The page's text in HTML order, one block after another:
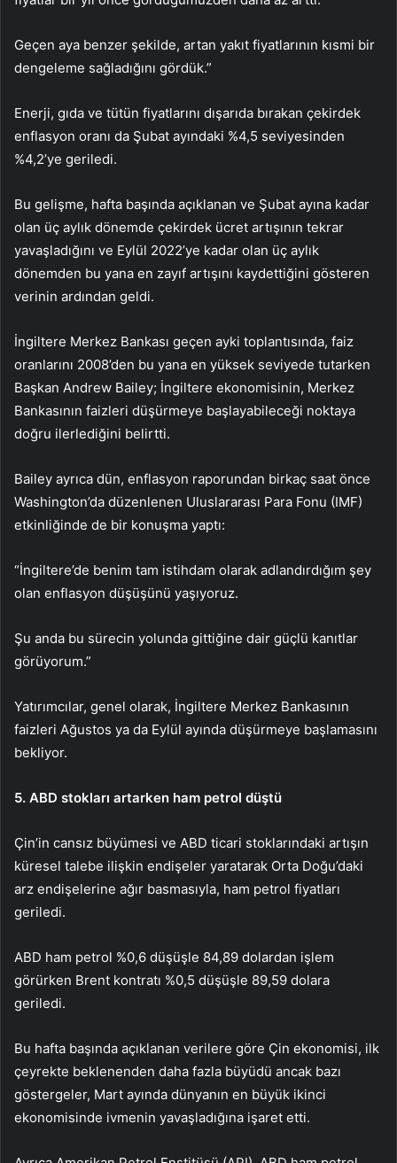
Geçen aya benzer şekilde, artan yakıt fiyatlarının kısmi bir
dengeleme sağladığını gördük.”
Enerji, gıda ve tütün fiyatlarını dışarıda bırakan çekirdek
enflasyon oranı da Şubat ayındaki %4,5 seviyesinden
%4,2’ye geriledi.
Bu gelişme, hafta başında açıklanan ve Şubat ayına kadar
olan üç aylık dönemde çekirdek ücret artışının tekrar
yavaşladığını ve Eylül 2022’ye kadar olan üç aylık
dönemden bu yana en zayıf artışını kaydettiğini gösteren
verinin ardından geldi.
İngiltere Merkez Bankası geçen ayki toplantısında, faiz
oranlarını 2008’den bu yana en yüksek seviyede tutarken
Başkan Andrew Bailey; İngiltere ekonomisinin, Merkez
Bankasının faizleri düşürmeye başlayabileceği noktaya
doğru ilerlediğini belirtti.
Bailey ayrıca dün, enflasyon raporundan birkaç saat önce
Washington’da düzenlenen Uluslararası Para Fonu (IMF)
etkinliğinde de bir konuşma yaptı:
“İngiltere’de benim tam istihdam olarak adlandırdığım şey
olan enflasyon düşüşünü yaşıyoruz.
Şu anda bu sürecin yolunda gittiğine dair güçlü kanıtlar
görüyorum.”
Yatırımcılar, genel olarak, İngiltere Merkez Bankasının
faizleri Ağustos ya da Eylül ayında düşürmeye başlamasını
bekliyor.
5. ABD stokları artarken ham petrol düştü
Çin’in cansız büyümesi ve ABD ticari stoklarındaki artışın
küresel talebe ilişkin endişeler yaratarak Orta Doğu’daki
arz endişelerine ağır basmasıyla, ham petrol fiyatları
geriledi.
ABD ham petrol %0,6 düşüşle 84,89 dolardan işlem
görürken Brent kontratı %0,5 düşüşle 89,59 dolara
geriledi.
Bu hafta başında açıklanan verilere göre Çin ekonomisi, ilk
çeyrekte beklenenden daha fazla büyüdü ancak bazı
göstergeler, Mart ayında dünyanın en büyük ikinci
ekonomisinde ivmenin yavaşladığına işaret etti.